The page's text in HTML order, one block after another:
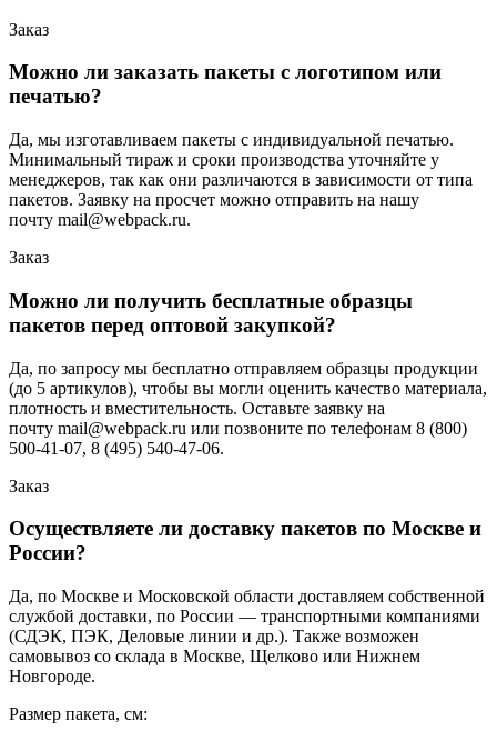
Заказ
Можно ли заказать пакеты с логотипом или
печатью?
Да, мы изготавливаем пакеты с индивидуальной печатью.
Минимальный тираж и сроки производства уточняйте у
менеджеров, так как они различаются в зависимости от типа
пакетов. Заявку на просчет можно отправить на нашу
почту mail@webpack.ru.
Заказ
Можно ли получить бесплатные образцы
пакетов перед оптовой закупкой?
Да, по запросу мы бесплатно отправляем образцы продукции
(до 5 артикулов), чтобы вы могли оценить качество материала,
плотность и вместительность. Оставьте заявку на
почту mail@webpack.ru или позвоните по телефонам 8 (800)
500-41-07, 8 (495) 540-47-06.
Заказ
Осуществляете ли доставку пакетов по Москве и
России?
Да, по Москве и Московской области доставляем собственной
службой доставки, по России — транспортными компаниями
(СДЭК, ПЭК, Деловые линии и др.). Также возможен
самовывоз со склада в Москве, Щелково или Нижнем
Новгороде.
Размер пакета, см: